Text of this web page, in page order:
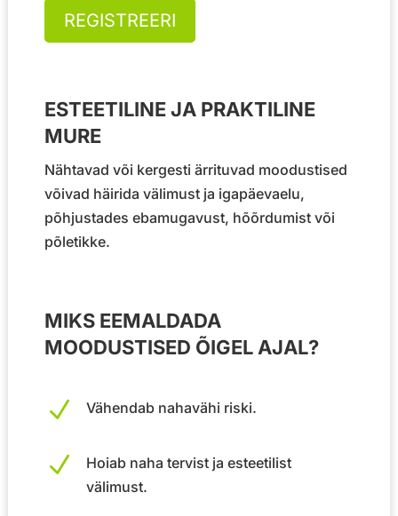
REGISTREERI
ESTEETILINE JA PRAKTILINE
MURE
Nähtavad või kergesti ärrituvad moodustised
võivad häirida välimust ja igapäevaelu,
põhjustades ebamugavust, hõõrdumist või
põletikke.
MIKS EEMALDADA
MOODUSTISED ÕIGEL AJAL?
N Vähendab nahavähi riski.
N
Hoiab naha tervist ja esteetilist
välimust.